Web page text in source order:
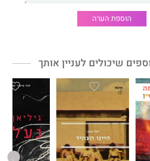
עד כמה מגוחך היה היחס לנשים לאורך
דרך כבר עשינו וגם איזה מרחק עדיין נותר
למדרגת הגאונות של הגברים, עם הידיים
ידועה שעבודותיה התפרסמו
ו"אובזרבר". הצרה עם נשים זכה
הומור.
הוספת הערה
שיכולים לעניין אותך